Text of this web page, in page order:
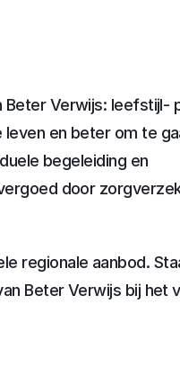
Verwijs: leefstijl-
en beter om te
begeleiding en
door
regionale aanbod.
Beter Verwijs bij het